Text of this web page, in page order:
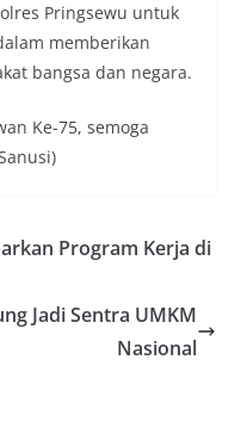
Pringsewu untuk
memberikan
bangsa dan negara.
Ke-75, semoga
Program Kerja di
Jadi Sentra UMKM
Nasional